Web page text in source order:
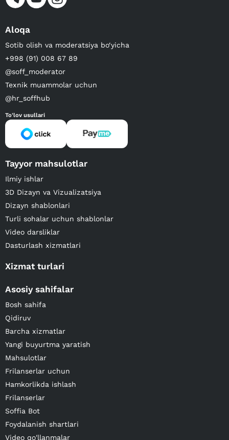
Aloqa
Sotib olish va moderatsiya bo‘yicha
+998 (91) 008 67 89
@soff_moderator
Texnik muammolar uchun
@hr_soffhub
To'lov usullari
Tayyor mahsulotlar
Ilmiy ishlar
3D Dizayn va Vizualizatsiya
Dizayn shablonlari
Turli sohalar uchun shablonlar
Video darsliklar
Dasturlash xizmatlari
Xizmat turlari
Asosiy sahifalar
Bosh sahifa
Qidiruv
Barcha xizmatlar
Yangi buyurtma yaratish
Mahsulotlar
Frilanserlar uchun
Hamkorlikda ishlash
Frilanserlar
Soffia Bot
Foydalanish shartlari
Video qo'llanmalar